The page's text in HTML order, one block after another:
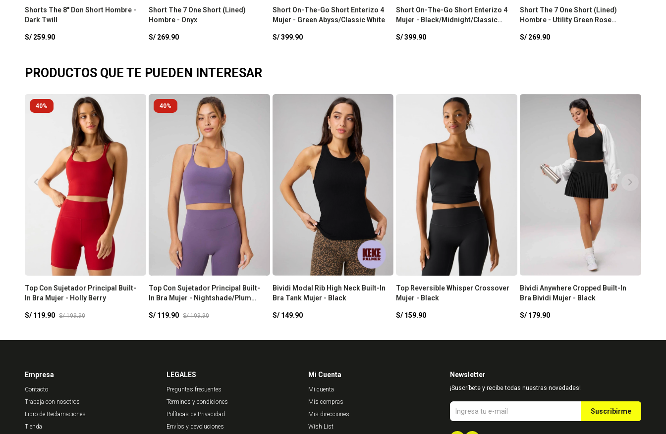
Shorts The 8" Don Short Hombre -
Dark Twill
S/ 259.90
Short The 7 One Short (Lined)
Hombre - Onyx
S/ 269.90
Short On-The-Go Short Enterizo 4
Mujer - Green Abyss/Classic White
S/ 399.90
Short On-The-Go Short Enterizo 4
Mujer - Black/Midnight/Classic
S/ 399.90
Short The 7 One Short (Lined)
Hombre - Utility Green Rose
S/ 269.90
PRODUCTOS QUE TE PUEDEN INTERESAR
40
Top Con Sujetador Principal Built-
In Bra Mujer - Holly Berry
S/ 119.90 S/ 199.90
40
Top Con Sujetador Principal Built-
In Bra Mujer - Nightshade/Plum
S/ 119.90 S/ 199.90
Bividi Modal Rib High Neck Built-In
Bra Tank Mujer - Black
S/ 149.90
Top Reversible Whisper Crossover
Mujer - Black
S/ 159.90
Bividi Anywhere Cropped Built-In
Bra Bividi Mujer - Black
S/ 179.90
Empresa
Contacto
Trabaja con nosotros
Libro de Reclamaciones
Tienda
LEGALES
Preguntas frecuentes
Términos y condiciones
Políticas de Privacidad
Envíos y devoluciones
Mi Cuenta
Mi cuenta
Mis compras
Mis direcciones
Wish List
Newsletter
¡Suscríbete y recibe todas nuestras novedades!
Suscribirme